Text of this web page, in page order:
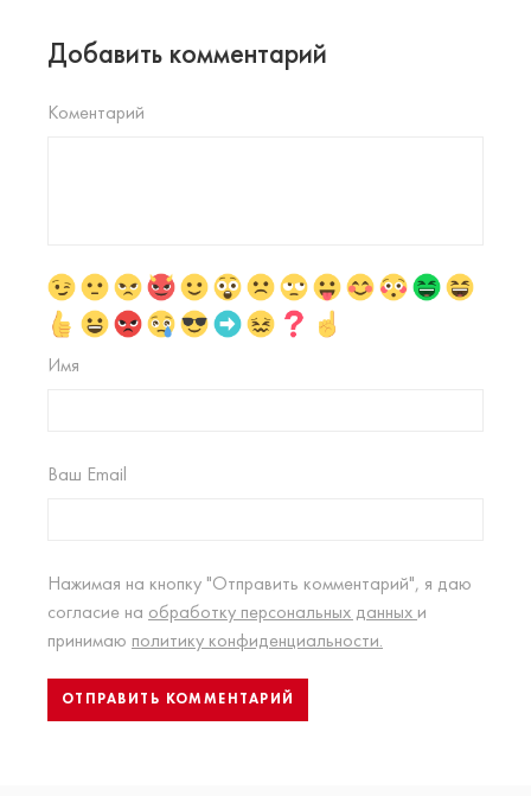
Добавить комментарий
Коментарий
Имя
Ваш Email
Нажимая на кнопку "Отправить комментарий", я даю
согласие на обработку персональных данных и
принимаю политику конфиденциальности.